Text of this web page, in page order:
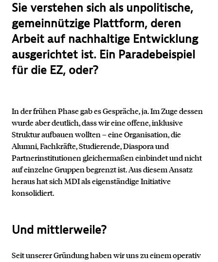
Sie verstehen sich als unpolitische,
gemeinnützige Plattform, deren
Arbeit auf nachhaltige Entwicklung
ausgerichtet ist. Ein Paradebeispiel
für die EZ, oder?
In der frühen Phase gab es Gespräche, ja. Im Zuge dessen
wurde aber deutlich, dass wir eine offene, inklusive
Struktur aufbauen wollten – eine Organisation, die
Alumni, Fachkräfte, Studierende, Diaspora und
Partnerinstitutionen gleichermaßen einbindet und nicht
auf einzelne Gruppen begrenzt ist. Aus diesem Ansatz
heraus hat sich MDI als eigenständige Initiative
konsolidiert.
Und mittlerweile?
Seit unserer Gründung haben wir uns zu einem operativ